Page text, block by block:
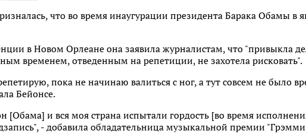
что во время инаугурации президента Барака Обамы
в Новом Орлеане она заявила журналистам, что "привыкла
временем, отведенным на репетиции, не захотела рисковать".
пока не начинаю валиться с ног, а тут совсем не было
Бейонсе.
[Обама] и вся моя страна испытали гордость [во время
- добавила обладательница музыкальной премии